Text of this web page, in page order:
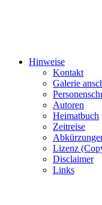
Hinweise
Kontakt
Galerie
Autoren
Heimatbuch
Zeitreise
Lizenz
Disclaimer
Links